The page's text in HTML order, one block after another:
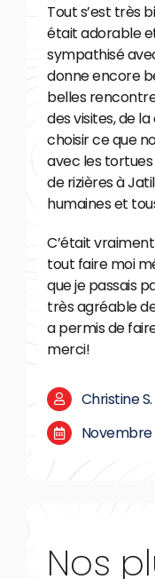
Tout s’est très
était adorable
sympathisé
donne encore
belles
des visites, de
choisir ce que
avec les tortues
de rizières à
humaines et
C’était
tout faire moi
que je passais
très agréable
a permis de
merci!
Christine
Novembre
Nos